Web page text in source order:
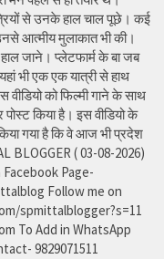
से उनके हाल चाल पूछे। कई
आत्मीय मुलाकात भी की।
जाने। प्लेटफार्म के बा जब
भी एक एक यात्री से हाथ
वीडियो को फिल्मी गाने के साथ
किया है। इस वीडियो के
गया है कि वे आज भी प्रदेश
BLOGGER ( 03-08-2026)
Page-
Follow me on
spmittalblogger?s=11
To Add in WhatsApp
9829071511